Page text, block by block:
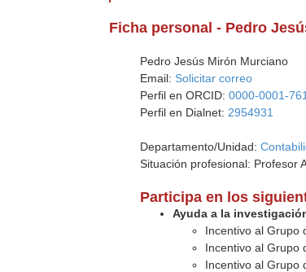
Ficha personal - Pedro
Pedro Jesús Mirón Murciano
Email: Solicitar correo
Perfil en ORCID:0000-0001-
Perfil en Dialnet: 2954931
Departamento/Unidad:
Situación profesional: Profesor
Participa en los
Ayuda a la
Incentivo al Grupo
Incentivo al Grupo
Incentivo al Grupo